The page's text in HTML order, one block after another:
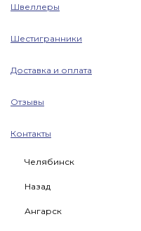
Швеллеры
Шестигранники
Доставка и оплата
Отзывы
Контакты
Челябинск
Назад
Ангарск